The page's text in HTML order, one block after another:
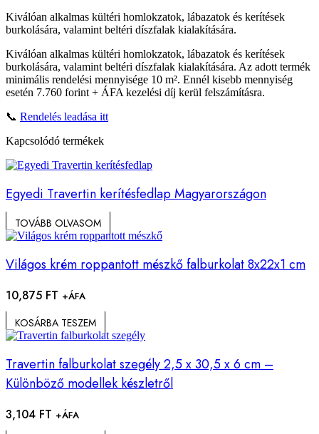
Kiválóan alkalmas kültéri homlokzatok, lábazatok és kerítések
burkolására, valamint beltéri díszfalak kialakítására.
Kiválóan alkalmas kültéri homlokzatok, lábazatok és kerítések
burkolására, valamint beltéri díszfalak kialakítására. Az adott termék
minimális rendelési mennyisége 10 m². Ennél kisebb mennyiség
esetén 7.760 forint + ÁFA kezelési díj kerül felszámításra.
📞 Rendelés leadása itt
Kapcsolódó termékek
Egyedi Travertin kerítésfedlap Magyarországon
TOVÁBB OLVASOM
Világos krém roppantott mészkő falburkolat 8x22x1 cm
10,875 FT +ÁFA
KOSÁRBA TESZEM
Travertin falburkolat szegély 2,5 x 30,5 x 6 cm –
Különböző modellek készletről
3,104 FT +ÁFA